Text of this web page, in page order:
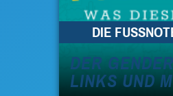
DIE
DER
LINKS UND